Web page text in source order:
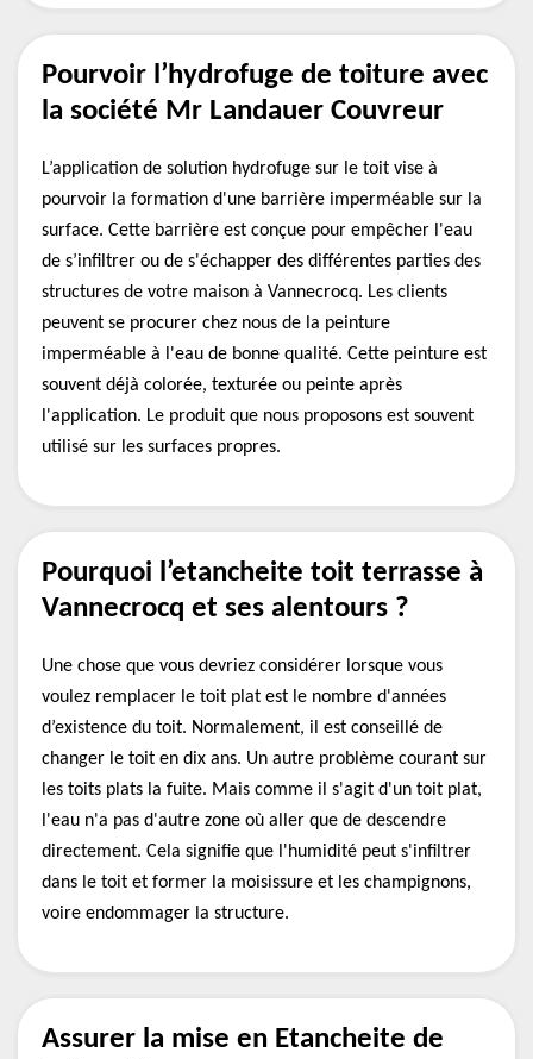
Pourvoir l’hydrofuge de toiture avec
la société Mr Landauer Couvreur
L’application de solution hydrofuge sur le toit vise à
pourvoir la formation d'une barrière imperméable sur la
surface. Cette barrière est conçue pour empêcher l'eau
de s’infiltrer ou de s'échapper des différentes parties des
structures de votre maison à Vannecrocq. Les clients
peuvent se procurer chez nous de la peinture
imperméable à l'eau de bonne qualité. Cette peinture est
souvent déjà colorée, texturée ou peinte après
l'application. Le produit que nous proposons est souvent
utilisé sur les surfaces propres.
Pourquoi l’etancheite toit terrasse à
Vannecrocq et ses alentours ?
Une chose que vous devriez considérer lorsque vous
voulez remplacer le toit plat est le nombre d'années
d’existence du toit. Normalement, il est conseillé de
changer le toit en dix ans. Un autre problème courant sur
les toits plats la fuite. Mais comme il s'agit d'un toit plat,
l'eau n'a pas d'autre zone où aller que de descendre
directement. Cela signifie que l'humidité peut s'infiltrer
dans le toit et former la moisissure et les champignons,
voire endommager la structure.
Assurer la mise en Etancheite de